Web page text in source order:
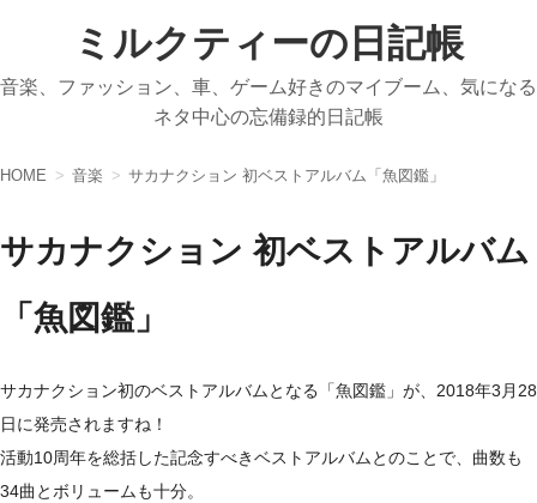
ミルクティーの日記帳
音楽、ファッション、車、ゲーム好きのマイブーム、気になる
ネタ中心の忘備録的日記帳
HOME 音楽 サカナクション 初ベストアルバム「魚図鑑」
サカナクション 初ベストアルバム
「魚図鑑」
サカナクション初のベストアルバムとなる「魚図鑑」が、2018年3月28
日に発売されますね！
活動10周年を総括した記念すべきベストアルバムとのことで、曲数も
34曲とボリュームも十分。